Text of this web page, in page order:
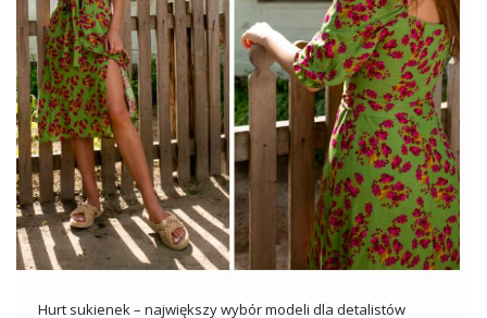
Hurt sukienek – największy wybór modeli dla detalistów